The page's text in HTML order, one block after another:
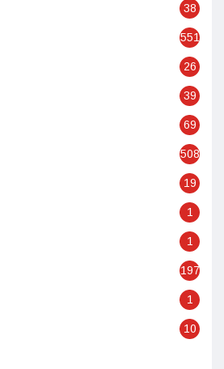
38
551
26
39
69
508
19
1
1
197
1
10